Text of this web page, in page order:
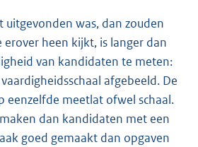
was, dan zouden
heen kijkt, is langer dan
van kandidaten te meten:
afgebeeld. De
eenzelfde meetlat ofwel schaal.
dan kandidaten met een
goed gemaakt dan opgaven